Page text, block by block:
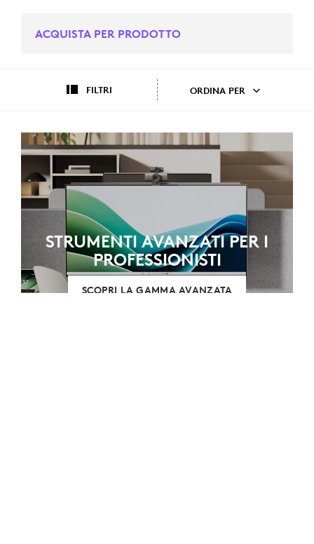
ACQUISTA PER PRODOTTO
FILTRI ORDINA PER
STRUMENTI AVANZATI PER I
PROFESSIONISTI
SCOPRI LA GAMMA AVANZATA